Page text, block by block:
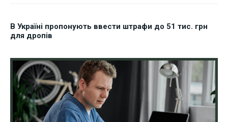
В Україні пропонують ввести штрафи до 51 тис. грн
для дропів